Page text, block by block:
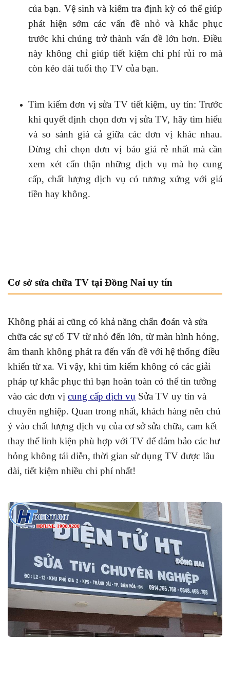
của bạn. Vệ sinh và kiểm tra định kỳ có thể giúp
phát hiện sớm các vấn đề nhỏ và khắc phục
trước khi chúng trở thành vấn đề lớn hơn. Điều
này không chỉ giúp tiết kiệm chi phí rủi ro mà
còn kéo dài tuổi thọ TV của bạn.
Tìm kiếm đơn vị sửa TV tiết kiệm, uy tín: Trước
khi quyết định chọn đơn vị sửa TV, hãy tìm hiểu
và so sánh giá cả giữa các đơn vị khác nhau.
Đừng chỉ chọn đơn vị báo giá rẻ nhất mà cần
xem xét cẩn thận những dịch vụ mà họ cung
cấp, chất lượng dịch vụ có tương xứng với giá
tiền hay không.
Cơ sở sửa chữa TV tại Đồng Nai uy tín
Không phải ai cũng có khả năng chẩn đoán và sửa
chữa các sự cố TV từ nhỏ đến lớn, từ màn hình hỏng,
âm thanh không phát ra đến vấn đề với hệ thống điều
khiển từ xa. Vì vậy, khi tìm kiếm không có các giải
pháp tự khắc phục thì bạn hoàn toàn có thể tin tưởng
vào các đơn vị cung cấp dịch vụ Sửa TV uy tín và
chuyên nghiệp. Quan trong nhất, khách hàng nên chú
ý vào chất lượng dịch vụ của cơ sở sửa chữa, cam kết
thay thế linh kiện phù hợp với TV để đảm bảo các hư
hỏng không tái diễn, thời gian sử dụng TV được lâu
dài, tiết kiệm nhiều chi phí nhất!